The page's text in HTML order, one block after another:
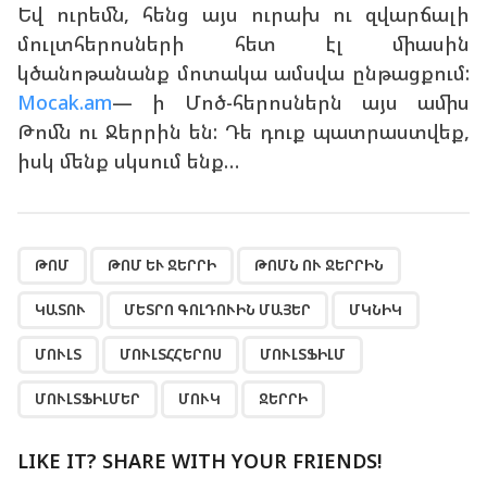
Եվ ուրեմն, հենց այս ուրախ ու զվարճալի
մուլտհերոսների հետ էլ միասին
կծանոթանանք մոտակա ամսվա ընթացքում:
Mocak.am— ի Մոծ-հերոսներն այս ամիս
Թոմն ու Ջերրին են: Դե դուք պատրաստվեք,
իսկ մենք սկսում ենք…
ԹՈՄ ԹՈՄ ԵՒ ՋԵՐՐԻ ԹՈՄՆ ՈՒ ՋԵՐՐԻՆ
ԿԱՏՈՒ ՄԵՏՐՈ ԳՈԼԴՈՒԻՆ ՄԱՅԵՐ ՄԿՆԻԿ
ՄՈՒԼՏ ՄՈՒԼՏՀՀԵՐՈՍ ՄՈՒԼՏՖԻԼՄ
ՄՈՒԼՏՖԻԼՄԵՐ ՄՈՒԿ ՋԵՐՐԻ
LIKE IT? SHARE WITH YOUR FRIENDS!